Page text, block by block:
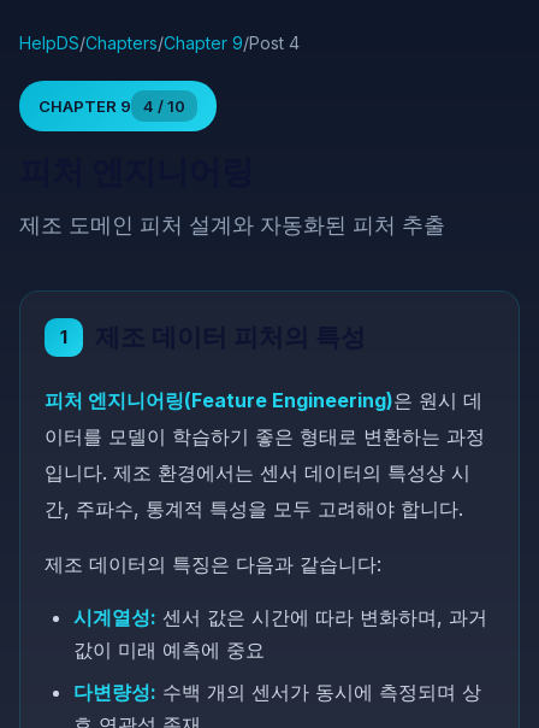
HelpDS/Chapters/Chapter 9/Post 4
CHAPTER 9 4 / 10
제조 도메인 피처 설계와 자동화된 피처 추출
1
피처 엔지니어링(Feature Engineering)은 원시 데
이터를 모델이 학습하기 좋은 형태로 변환하는 과정
입니다. 제조 환경에서는 센서 데이터의 특성상 시
간, 주파수, 통계적 특성을 모두 고려해야 합니다.
제조 데이터의 특징은 다음과 같습니다:
시계열성: 센서 값은 시간에 따라 변화하며, 과거
값이 미래 예측에 중요
다변량성: 수백 개의 센서가 동시에 측정되며 상